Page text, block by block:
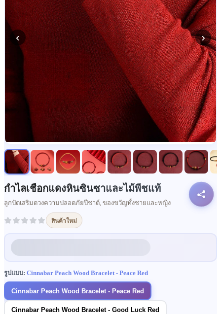
‹ ›
กำไลเชือกแดงหินซินซาและไม้พีชแท้
ลูกปัดเสริมดวงความปลอดภัยปีชาต์, ของขวัญทั้งชายและหญิง
สินค้าใหม่
รูปแบบ: Cinnabar Peach Wood Bracelet - Peace Red
Cinnabar Peach Wood Bracelet - Peace Red
Cinnabar Peach Wood Bracelet - Good Luck Red